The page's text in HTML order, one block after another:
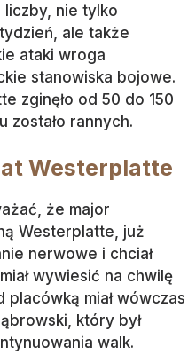
liczby, nie tylko
ale także
ataki wroga
stanowiska bojowe.
zginęło od 50 do 150
zostało rannych.
Westerplatte
że major
Westerplatte, już
nerwowe i chciał
wywiesić na chwilę
placówką miał wówczas
który był
walk.